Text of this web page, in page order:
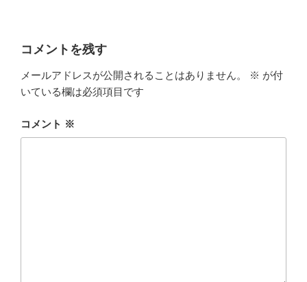
コメントを残す
メールアドレスが公開されることはありません。 ※ が付
いている欄は必須項目です
コメント ※